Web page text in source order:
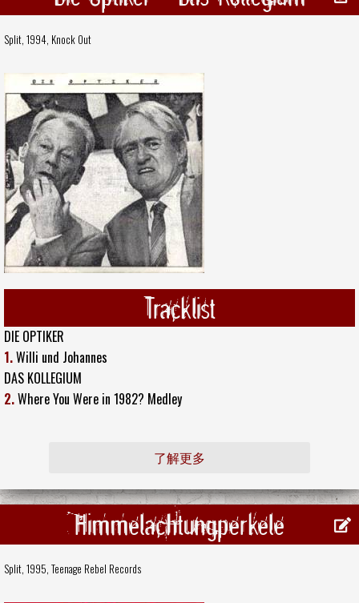
Split, 1994, Knock Out
Tracklist
DIE OPTIKER
1.Willi und Johannes
DAS KOLLEGIUM
2.Where You Were in 1982? Medley
了解更多
Himmelachtungperkele
Split, 1995, Teenage Rebel Records